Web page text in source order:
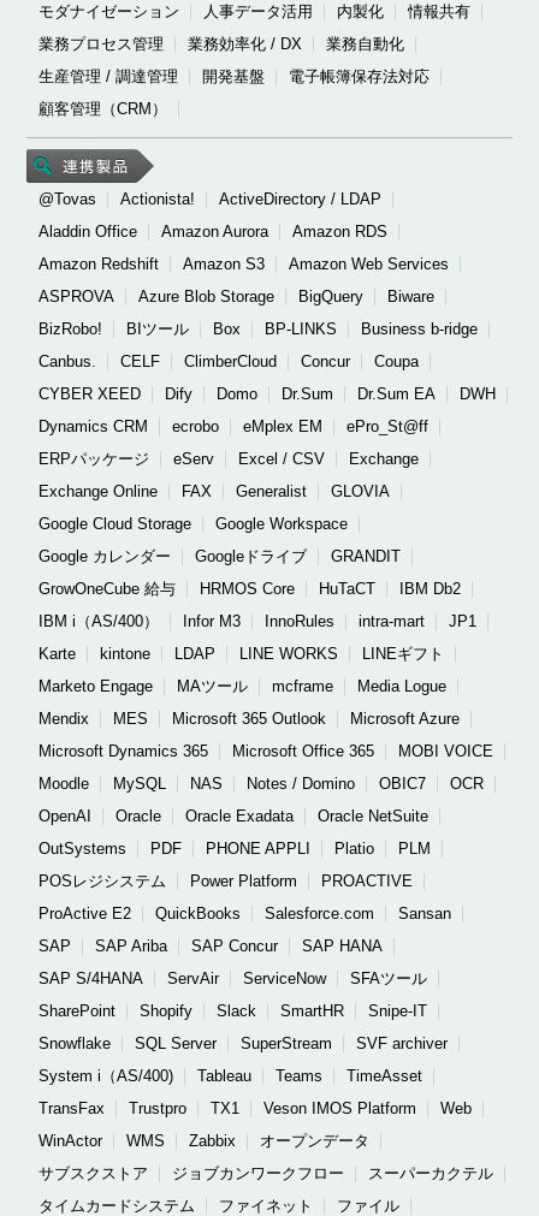
モダナイゼーション
人事データ活用 内製化
情報共有
業務プロセス管理
業務効率化 / DX
業務自動化
生産管理 / 調達管理
開発基盤
電子帳簿保存法対応
顧客管理（CRM）
@Tovas Actionista!
ActiveDirectory / LDAP
Aladdin Office
Amazon Aurora
Amazon RDS
Amazon Redshift
Amazon S3
Amazon Web Services
ASPROVA
Azure Blob Storage BigQuery
Biware
BizRobo!
BIツール Box BP-LINKS
Business b-ridge
Canbus.
CELF ClimberCloud Concur
Coupa
CYBER XEED
Dify Domo Dr.Sum Dr.Sum EA
DWH
Dynamics CRM
ecrobo eMplex EM
ePro_St@ff
ERPパッケージ
eServ Excel / CSV
Exchange
Exchange Online
FAX Generalist
GLOVIA
Google Cloud Storage
Google Workspace
Google カレンダー
Googleドライブ
GRANDIT
GrowOneCube 給与
HRMOS Core HuTaCT
IBM Db2
IBM i（AS/400）
Infor M3 InnoRules intra-mart
JP1
Karte
kintone LDAP LINE WORKS
LINEギフト
Marketo Engage
MAツール mcframe
Media Logue
Mendix
MES Microsoft 365 Outlook
Microsoft Azure
Microsoft Dynamics 365
Microsoft Office 365
MOBI VOICE
Moodle
MySQL NAS Notes / Domino OBIC7
OCR
OpenAI
Oracle Oracle Exadata
Oracle NetSuite
OutSystems
PDF PHONE APPLI Platio
PLM
POSレジシステム
Power Platform
PROACTIVE
ProActive E2
QuickBooks Salesforce.com
Sansan
SAP
SAP Ariba SAP Concur
SAP HANA
SAP S/4HANA
ServAir ServiceNow
SFAツール
SharePoint
Shopify Slack SmartHR
Snipe-IT
Snowflake
SQL Server SuperStream
SVF archiver
System i（AS/400)
Tableau Teams
TimeAsset
TransFax
Trustpro TX1 Veson IMOS Platform
Web
WinActor
WMS Zabbix
オープンデータ
サブスクストア
ジョブカンワークフロー
スーパーカクテル
タイムカードシステム
ファイネット
ファイル